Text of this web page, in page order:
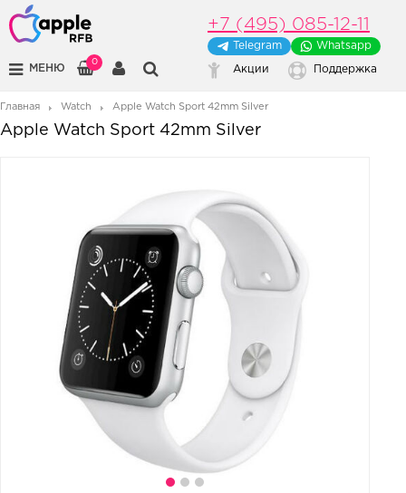
МЕНЮ
0
+7 (495) 085-12-11
Telegram Whatsapp
Акции Поддержка
Главная Watch Apple Watch Sport 42mm Silver
Apple Watch Sport 42mm Silver